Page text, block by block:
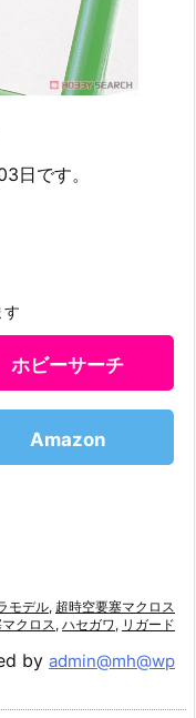
日です。
す
ホビーサーチ
Amazon
モデル, 超時空要塞マクロス
クロス, ハセガワ, リガード
by admin@mh@wp